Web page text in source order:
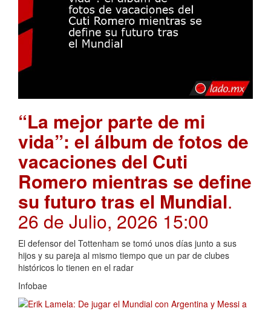
“La mejor parte de mi
vida”: el álbum de fotos de
vacaciones del Cuti
Romero mientras se define
su futuro tras el Mundial.
26 de Julio, 2026 15:00
El defensor del Tottenham se tomó unos días junto a sus
hijos y su pareja al mismo tiempo que un par de clubes
históricos lo tienen en el radar
Infobae